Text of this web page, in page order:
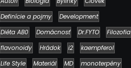
Definície a pojmy
Development
Diéta AB0
Domácnosť Dr.FYTO
Filozofia
flavonoidy
Hrádok i2
kaempferol
Life Style
Materiál MD
monoterpény